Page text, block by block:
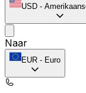
USD -
Naar
EUR - Euro